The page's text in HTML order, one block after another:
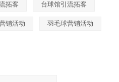
拓客 台球馆引流拓客
销活动 羽毛球营销活动